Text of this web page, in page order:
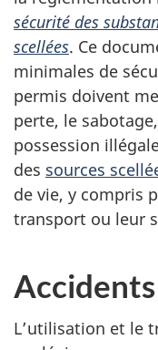
sécurité des
scellées. Ce
minimales de
permis doivent
perte, le
possession
des sources
de vie, y compris
transport ou leur
L’utilisation et le